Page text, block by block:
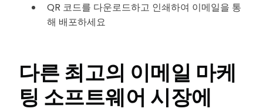
QR 코드를 다운로드하고 인쇄하여 이메일을 통
해 배포하세요
다른 최고의 이메일 마케
팅 소프트웨어 시장에